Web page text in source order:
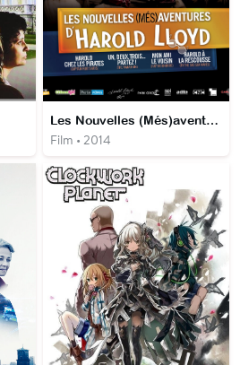
Les Nouvelles (Més)aventures d'Harold Lloyd
Film • 2014